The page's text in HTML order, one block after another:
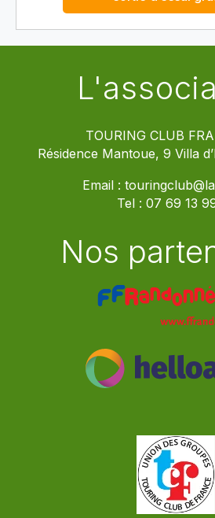
TOURING CLUB
Résidence Mantoue, 9 Villa
Email :
Tel : 07 69 13
Nos